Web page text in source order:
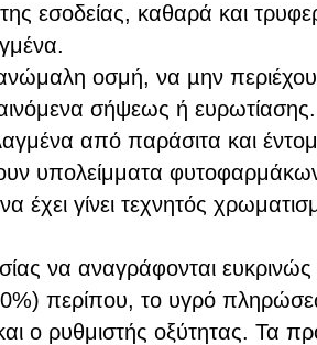
εσοδείας, καθαρά και
οσμή, να µην
σήψεως ή ευρωτίασης.
από παράσιτα και
υπολείμματα
έχει γίνει τεχνητός
να αναγράφονται ευκρινώς
περίπου, το υγρό
ο ρυθμιστής οξύτητας. Τα